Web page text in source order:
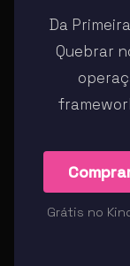
Da
Quebrar
Grátis no